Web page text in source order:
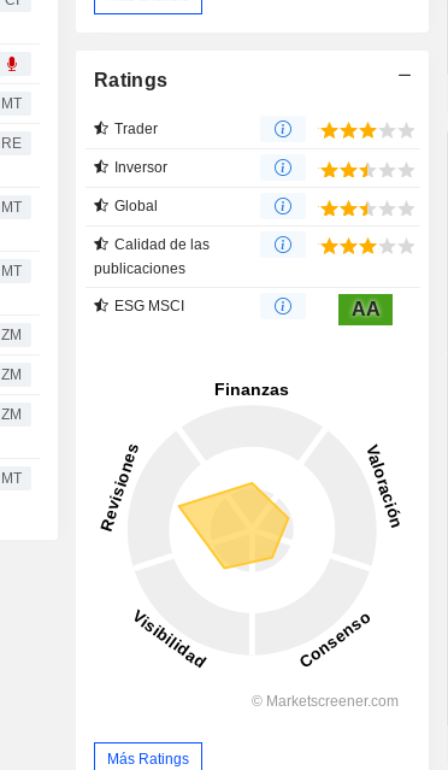
MT
RE
MT
MT
ZM
ZM
ZM
MT
Ratings
Trader
Inversor
Global
Calidad de las
publicaciones
ESG MSCI AA
Más Ratings